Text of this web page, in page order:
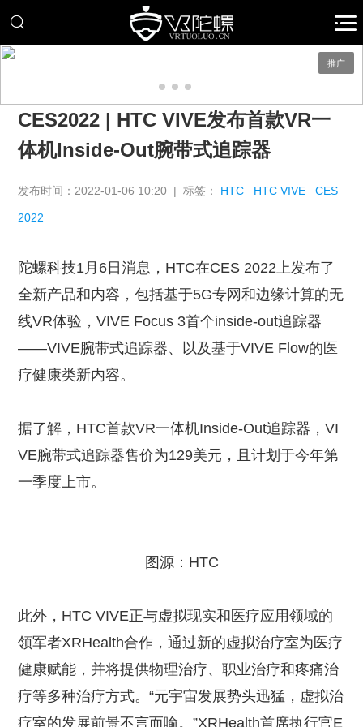
推广
CES2022 | HTC VIVE发布首款VR一
体机Inside-Out腕带式追踪器
发布时间：2022-01-06 10:20 | 标签： HTC HTC VIVE CES
2022
陀螺科技1月6日消息，HTC在CES 2022上发布了
全新产品和内容，包括基于5G专网和边缘计算的无
线VR体验，VIVE Focus 3首个inside-out追踪器
——VIVE腕带式追踪器、以及基于VIVE Flow的医
疗健康类新内容。
据了解，HTC首款VR一体机Inside-Out追踪器，VI
VE腕带式追踪器售价为129美元，且计划于今年第
一季度上市。
图源：HTC
此外，HTC VIVE正与虚拟现实和医疗应用领域的
领军者XRHealth合作，通过新的虚拟治疗室为医疗
健康赋能，并将提供物理治疗、职业治疗和疼痛治
疗等多种治疗方式。“元宇宙发展势头迅猛，虚拟治
疗室的发展前景不言而喻。”XRHealth首席执行官E